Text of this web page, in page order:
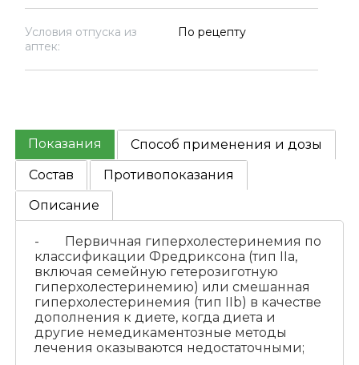
Условия отпуска из
аптек:
По рецепту
Показания
Способ применения и дозы
Состав
Противопоказания
Описание
- Первичная гиперхолестеринемия по
классификации Фредриксона (тип IIa,
включая семейную гетерозиготную
гиперхолестеринемию) или смешанная
гиперхолестеринемия (тип IIb) в качестве
дополнения к диете, когда диета и
другие немедикаментозные методы
лечения оказываются недостаточными;